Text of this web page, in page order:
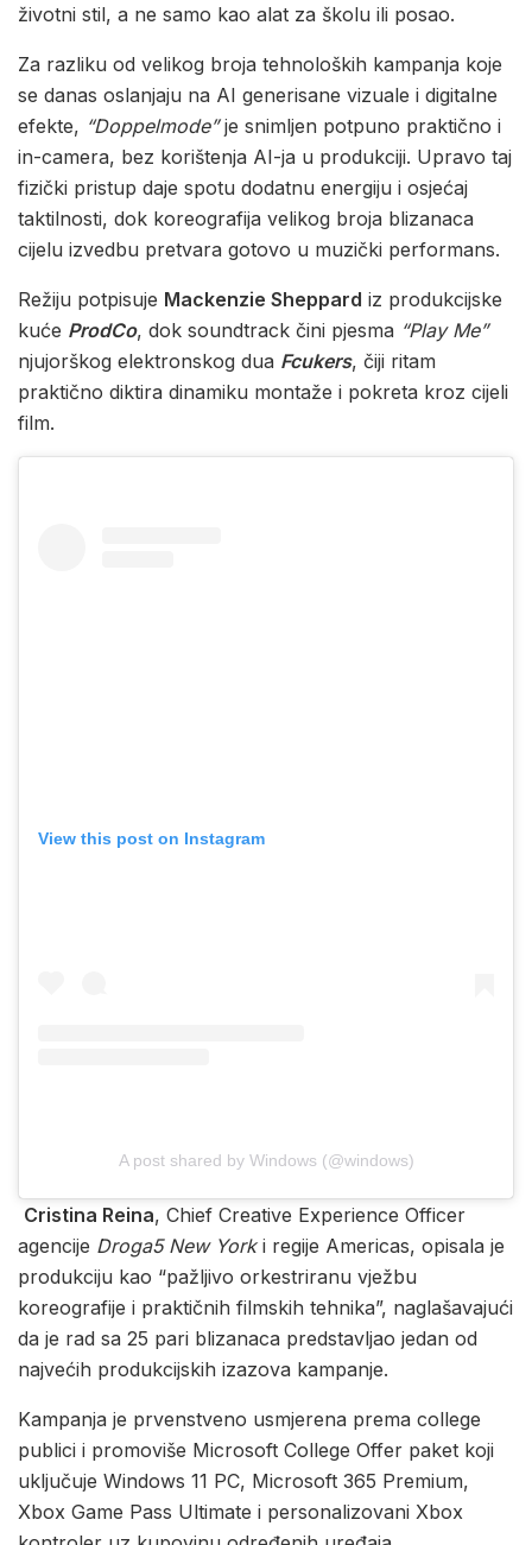
životni stil, a ne samo kao alat za školu ili posao.
Za razliku od velikog broja tehnoloških kampanja koje
se danas oslanjaju na AI generisane vizuale i digitalne
efekte, “Doppelmode”je snimljen potpuno praktično i
in-camera, bez korištenja AI-ja u produkciji. Upravo taj
fizički pristup daje spotu dodatnu energiju i osjećaj
taktilnosti, dok koreografija velikog broja blizanaca
cijelu izvedbu pretvara gotovo u muzički performans.
Režiju potpisuje Mackenzie Sheppard iz produkcijske
kuće ProdCo, dok soundtrack čini pjesma “Play Me”
njujorškog elektronskog dua Fcukers, čiji ritam
praktično diktira dinamiku montaže i pokreta kroz cijeli
film.
View this post on Instagram
A post shared by Windows (@windows)
Cristina Reina, Chief Creative Experience Officer
agencije Droga5 New Yorki regije Americas, opisala je
produkciju kao “pažljivo orkestriranu vježbu
koreografije i praktičnih filmskih tehnika”, naglašavajući
da je rad sa 25 pari blizanaca predstavljao jedan od
najvećih produkcijskih izazova kampanje.
Kampanja je prvenstveno usmjerena prema college
publici i promoviše Microsoft College Offer paket koji
uključuje Windows 11 PC, Microsoft 365 Premium,
Xbox Game Pass Ultimate i personalizovani Xbox